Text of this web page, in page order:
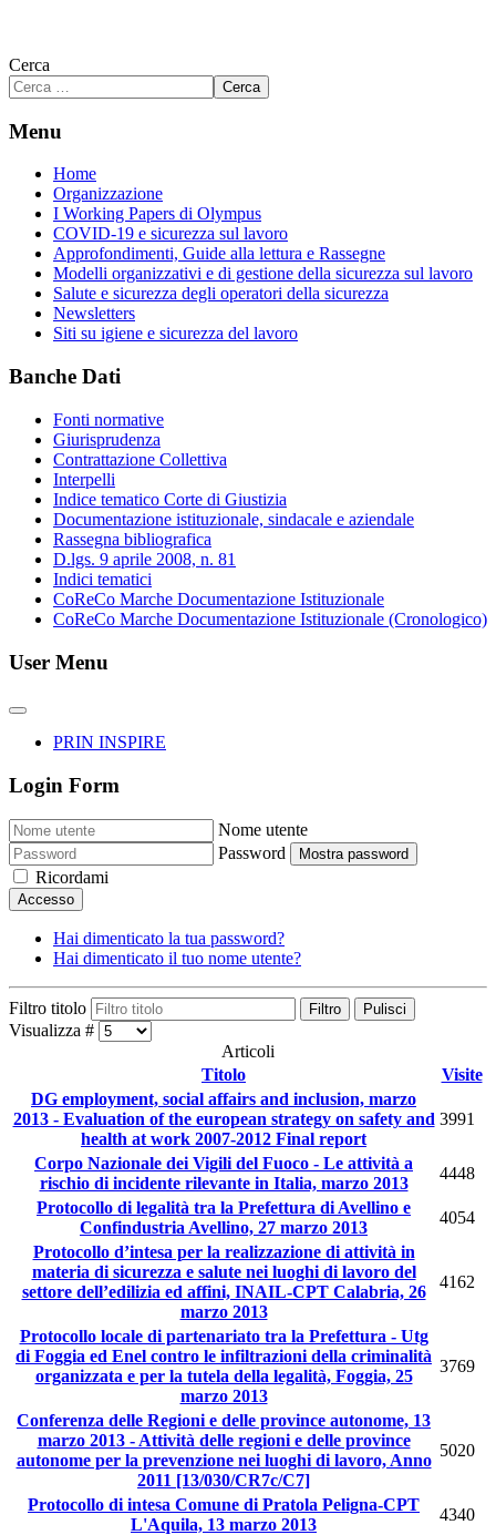
Cerca
Cerca
Menu
Home
Organizzazione
I Working Papers di Olympus
COVID-19 e sicurezza sul lavoro
Approfondimenti, Guide alla lettura e Rassegne
Modelli organizzativi e di gestione della sicurezza sul lavoro
Salute e sicurezza degli operatori della sicurezza
Newsletters
Siti su igiene e sicurezza del lavoro
Banche Dati
Fonti normative
Giurisprudenza
Contrattazione Collettiva
Interpelli
Indice tematico Corte di Giustizia
Documentazione istituzionale, sindacale e aziendale
Rassegna bibliografica
D.lgs. 9 aprile 2008, n. 81
Indici tematici
CoReCo Marche Documentazione Istituzionale
CoReCo Marche Documentazione Istituzionale (Cronologico)
User Menu
PRIN INSPIRE
Login Form
Nome utente
Password
Mostra password
Ricordami
Accesso
Hai dimenticato la tua password?
Hai dimenticato il tuo nome utente?
Filtro titolo Filtro Pulisci
Visualizza #
Articoli
Titolo
Visite
DG employment, social affairs and inclusion, marzo
2013 - Evaluation of the european strategy on safety and
health at work 2007-2012 Final report
3991
Corpo Nazionale dei Vigili del Fuoco - Le attività a
rischio di incidente rilevante in Italia, marzo 2013
4448
Protocollo di legalità tra la Prefettura di Avellino e
Confindustria Avellino, 27 marzo 2013
4054
Protocollo d’intesa per la realizzazione di attività in
materia di sicurezza e salute nei luoghi di lavoro del
settore dell’edilizia ed affini, INAIL-CPT Calabria, 26
marzo 2013
4162
Protocollo locale di partenariato tra la Prefettura - Utg
di Foggia ed Enel contro le infiltrazioni della criminalità
organizzata e per la tutela della legalità, Foggia, 25
marzo 2013
3769
Conferenza delle Regioni e delle province autonome, 13
marzo 2013 - Attività delle regioni e delle province
autonome per la prevenzione nei luoghi di lavoro, Anno
2011 [13/030/CR7c/C7]
5020
Protocollo di intesa Comune di Pratola Peligna-CPT
L'Aquila, 13 marzo 2013
4340